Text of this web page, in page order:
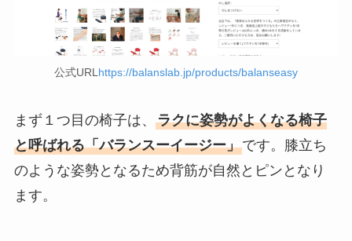
公式URL https://balanslab.jp/products/balanseasy
まず１つ目の椅子は、 ラクに姿勢がよくなる椅子
と呼ばれる「バランスーイージー」です。膝立ち
のような姿勢となるため背筋が自然とピンとなり
ます。